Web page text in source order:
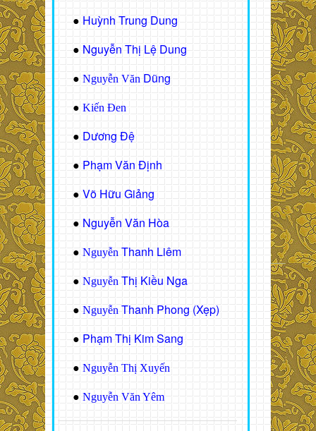
● Huỳnh Trung Dung
● Nguyễn Thị Lệ Dung
● Nguyễn Văn Dũng
● Kiến Đen
● Dương Đệ
● Phạm Văn Định
● Võ Hữu Giảng
● Nguyễn Văn Hòa
● Nguyễn Thanh Liêm
● Nguyễn Thị Kiều Nga
● Nguyễn Thanh Phong (Xẹp)
● Phạm Thị Kim Sang
● Nguyễn Thị Xuyến
● Nguyễn Văn Yêm